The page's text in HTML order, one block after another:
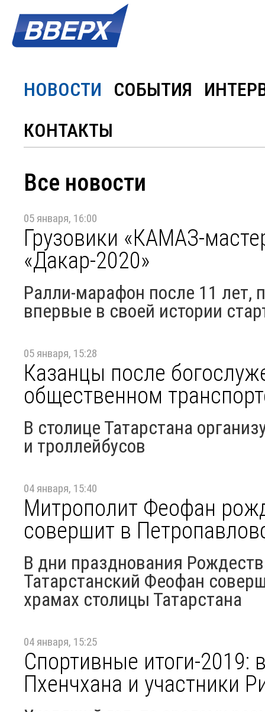
НОВОСТИ СОБЫТИЯ
КОНТАКТЫ
Все новости
05 января, 16:00
Грузовики «КАМАЗ-
«Дакар-2020»
Ралли-марафон после 11
впервые в своей истории
05 января, 15:28
Казанцы после
общественном
В столице Татарстана
и троллейбусов
04 января, 15:40
Митрополит Феофан
совершит в
В дни празднования
Татарстанский Феофан
храмах столицы Татарстана
04 января, 15:25
Спортивные итоги-2019:
Пхенчхана и участники